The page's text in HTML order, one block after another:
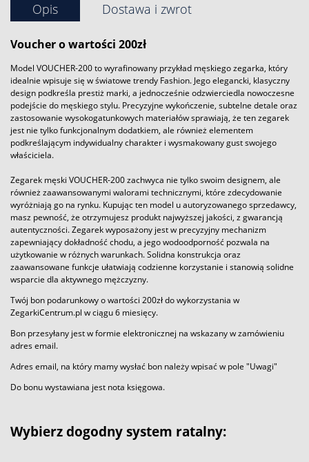
Opis Dostawa i zwrot
Voucher o wartości 200zł
Model VOUCHER-200 to wyrafinowany przykład męskiego zegarka, który
idealnie wpisuje się w światowe trendy Fashion. Jego elegancki, klasyczny
design podkreśla prestiż marki, a jednocześnie odzwierciedla nowoczesne
podejście do męskiego stylu. Precyzyjne wykończenie, subtelne detale oraz
zastosowanie wysokogatunkowych materiałów sprawiają, że ten zegarek
jest nie tylko funkcjonalnym dodatkiem, ale również elementem
podkreślającym indywidualny charakter i wysmakowany gust swojego
właściciela.
Zegarek męski VOUCHER-200 zachwyca nie tylko swoim designem, ale
również zaawansowanymi walorami technicznymi, które zdecydowanie
wyróżniają go na rynku. Kupując ten model u autoryzowanego sprzedawcy,
masz pewność, że otrzymujesz produkt najwyższej jakości, z gwarancją
autentyczności. Zegarek wyposażony jest w precyzyjny mechanizm
zapewniający dokładność chodu, a jego wodoodporność pozwala na
użytkowanie w różnych warunkach. Solidna konstrukcja oraz
zaawansowane funkcje ułatwiają codzienne korzystanie i stanowią solidne
wsparcie dla aktywnego mężczyzny.
Twój bon podarunkowy o wartości 200zł do wykorzystania w
ZegarkiCentrum.pl w ciągu 6 miesięcy.
Bon przesyłany jest w formie elektronicznej na wskazany w zamówieniu
adres email.
Adres email, na który mamy wysłać bon należy wpisać w pole "Uwagi"
Do bonu wystawiana jest nota księgowa.
Wybierz dogodny system ratalny: